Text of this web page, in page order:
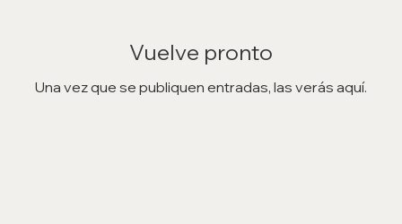
Vuelve pronto
Una vez que se publiquen entradas, las verás aquí.